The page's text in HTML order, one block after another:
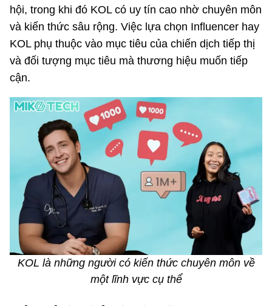
hội, trong khi đó KOL có uy tín cao nhờ chuyên môn
và kiến thức sâu rộng. Việc lựa chọn Influencer hay
KOL phụ thuộc vào mục tiêu của chiến dịch tiếp thị
và đối tượng mục tiêu mà thương hiệu muốn tiếp
cận.
KOL là những người có kiến thức chuyên môn về
một lĩnh vực cụ thể